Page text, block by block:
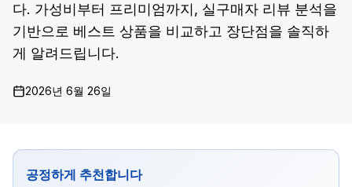
다. 가성비부터 프리미엄까지, 실구매자 리뷰 분석을
기반으로 베스트 상품을 비교하고 장단점을 솔직하
게 알려드립니다.
2026년 6월 26일
공정하게 추천합니다